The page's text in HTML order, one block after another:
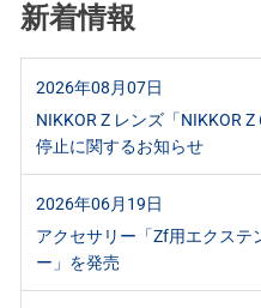
新着情報
2026年08月07日
NIKKOR Z レンズ「NIKKOR
停止に関するお知らせ
2026年06月19日
アクセサリー「Zf用エクステ
ー」を発売